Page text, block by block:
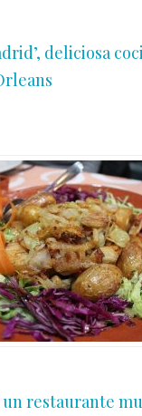
deliciosa
un restaurante